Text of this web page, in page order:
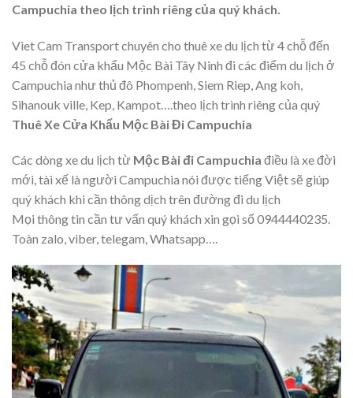
Campuchia theo lịch trình riêng của quý khách.
Viet Cam Transport chuyên cho thuê xe du lịch từ 4 chỗ đến
45 chỗ đón cửa khẩu Mộc Bài Tây Ninh đi các điểm du lịch ở
Campuchia như thủ đô Phompenh, Siem Riep, Ang koh,
Sihanouk ville, Kep, Kampot….theo lịch trình riêng của quý
Thuê Xe Cửa Khẩu Mộc Bài Đi Campuchia
Các dòng xe du lịch từ Mộc Bài đi Campuchia điều là xe đời
mới, tài xế là người Campuchia nói được tiếng Việt sẽ giúp
quý khách khi cần thông dịch trên đường đi du lịch
Mọi thông tin cần tư vấn quý khách xin gọi số 0944440235.
Toàn zalo, viber, telegam, Whatsapp….